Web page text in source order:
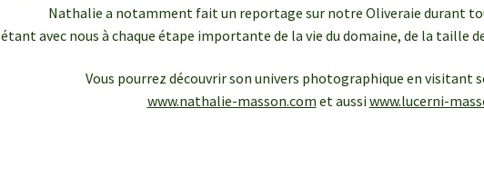
Nathalie a notamment fait un reportage sur notre Oliveraie durant
étant avec nous à chaque étape importante de la vie du domaine, de la taille
Vous pourrez découvrir son univers photographique en visitant
www.nathalie-masson.com et aussiwww.lucerni-